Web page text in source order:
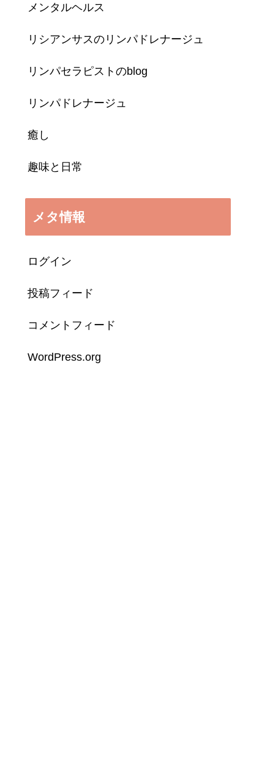
メンタルヘルス
リシアンサスのリンパドレナージュ
リンパセラピストのblog
リンパドレナージュ
癒し
趣味と日常
メタ情報
ログイン
投稿フィード
コメントフィード
WordPress.org